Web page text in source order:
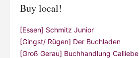
Buy local!
[Essen] Schmitz Junior
[Gingst/ Rügen] Der Buchladen
[Groß Gerau] Buchhandlung Calliebe